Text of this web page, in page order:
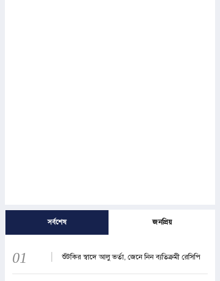
সর্বশেষ জনপ্রিয়
01 শুঁটকির স্বাদে আলু ভর্তা, জেনে নিন ব্যতিক্রমী রেসিপি